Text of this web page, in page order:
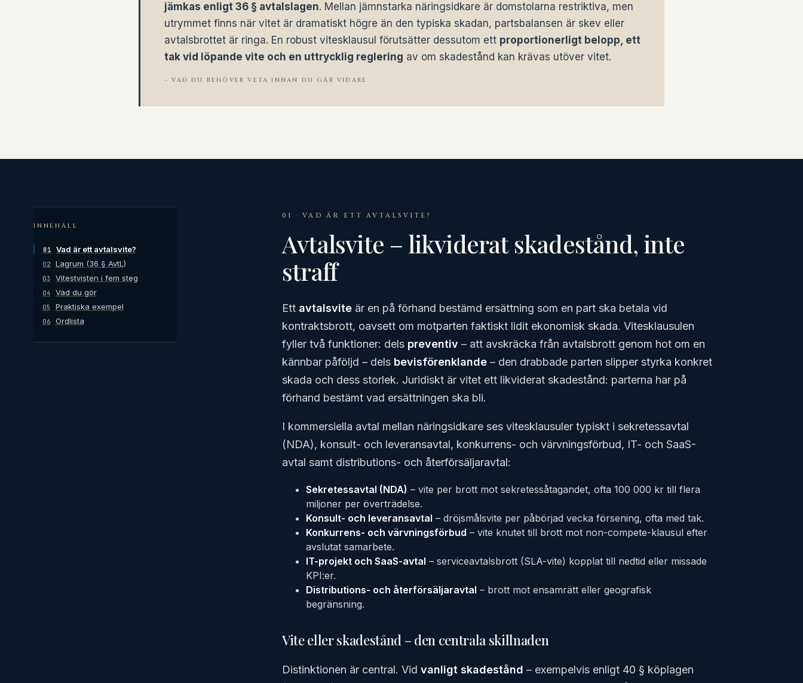
jämkas enligt 36 § avtalslagen. Mellan jämnstarka näringsidkare är domstolarna restriktiva, men
utrymmet finns när vitet är dramatiskt högre än den typiska skadan, partsbalansen är skev eller
avtalsbrottet är ringa. En robust vitesklausul förutsätter dessutom ett proportionerligt belopp, ett
tak vid löpande vite och en uttrycklig reglering av om skadestånd kan krävas utöver vitet.
– VAD DU BEHÖVER VETA INNAN DU GÅR VIDARE
INNEHÅLL
01 Vad är ett avtalsvite?
02 Lagrum (36 § AvtL)
03 Vitestvisten i fem steg
04 Vad du gör
05 Praktiska exempel
06 Ordlista
01 · VAD ÄR ETT AVTALSVITE?
Avtalsvite – likviderat skadestånd, inte
straff
Ett avtalsvite är en på förhand bestämd ersättning som en part ska betala vid
kontraktsbrott, oavsett om motparten faktiskt lidit ekonomisk skada. Vitesklausulen
fyller två funktioner: dels preventiv – att avskräcka från avtalsbrott genom hot om en
kännbar påföljd – dels bevisförenklande – den drabbade parten slipper styrka konkret
skada och dess storlek. Juridiskt är vitet ett likviderat skadestånd: parterna har på
förhand bestämt vad ersättningen ska bli.
I kommersiella avtal mellan näringsidkare ses vitesklausuler typiskt i sekretessavtal
(NDA), konsult- och leveransavtal, konkurrens- och värvningsförbud, IT- och SaaS-
avtal samt distributions- och återförsäljaravtal:
Sekretessavtal (NDA) – vite per brott mot sekretessåtagandet, ofta 100 000 kr till flera
miljoner per överträdelse.
Konsult- och leveransavtal – dröjsmålsvite per påbörjad vecka försening, ofta med tak.
Konkurrens- och värvningsförbud – vite knutet till brott mot non-compete-klausul efter
avslutat samarbete.
IT-projekt och SaaS-avtal – serviceavtalsbrott (SLA-vite) kopplat till nedtid eller missade
KPI:er.
Distributions- och återförsäljaravtal – brott mot ensamrätt eller geografisk
begränsning.
Vite eller skadestånd – den centrala skillnaden
Distinktionen är central. Vid vanligt skadestånd – exempelvis enligt 40 § köplagen